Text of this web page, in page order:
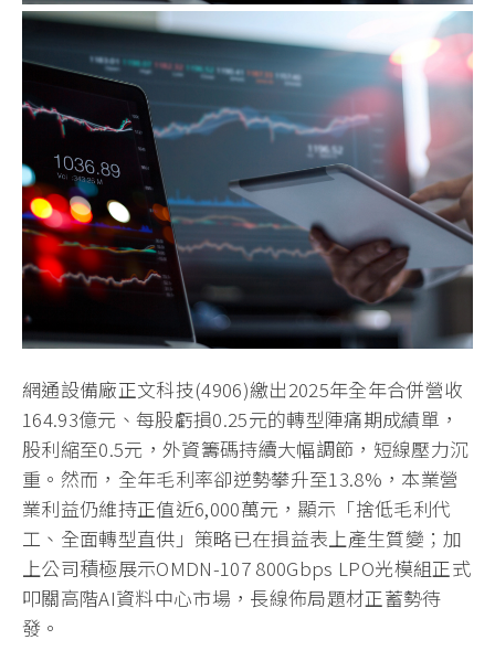
網通設備廠正文科技(4906)繳出2025年全年合併營收
164.93億元、每股虧損0.25元的轉型陣痛期成績單，
股利縮至0.5元，外資籌碼持續大幅調節，短線壓力沉
重。然而，全年毛利率卻逆勢攀升至13.8%，本業營
業利益仍維持正值近6,000萬元，顯示「捨低毛利代
工、全面轉型直供」策略已在損益表上產生質變；加
上公司積極展示OMDN-107 800Gbps LPO光模組正式
叩關高階AI資料中心市場，長線佈局題材正蓄勢待
發。